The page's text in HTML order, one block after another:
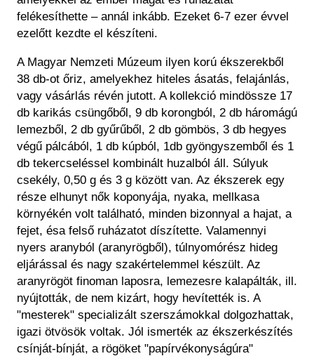
felékesíthette – annál inkább. Ezeket 6-7 ezer évvel
ezelőtt kezdte el készíteni.
A Magyar Nemzeti Múzeum ilyen korú ékszerekből
38 db-ot őriz, amelyekhez hiteles ásatás, felajánlás,
vagy vásárlás révén jutott. A kollekció mindössze 17
db karikás csüngőből, 9 db korongból, 2 db háromágú
lemezből, 2 db gyűrűből, 2 db gömbös, 3 db hegyes
végű pálcából, 1 db kúpból, 1db gyöngyszemből és 1
db tekercseléssel kombinált huzalból áll. Súlyuk
csekély, 0,50 g és 3 g között van. Az ékszerek egy
része elhunyt nők koponyája, nyaka, mellkasa
környékén volt található, minden bizonnyal a hajat, a
fejet, ésa felső ruházatot díszítette. Valamennyi
nyers aranyból (aranyrögből), túlnyomórész hideg
eljárással és nagy szakértelemmel készült. Az
aranyrögöt finoman laposra, lemezesre kalapálták, ill.
nyújtották, de nem kizárt, hogy hevítették is. A
"mesterek" specializált szerszámokkal dolgozhattak,
igazi ötvösök voltak. Jól ismerték az ékszerkészítés
csínját-bínját, a rögöket "papírvékonyságúra"